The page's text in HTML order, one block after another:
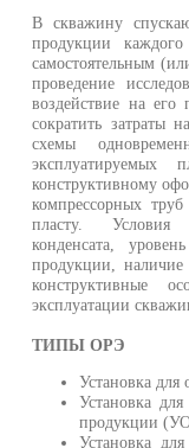
В скважину
продукции
самостоятельным
проведение
воздействие на его
сократить затраты
схемы
эксплуатируемых
конструктивному
компрессорных
пласту. Условия
конденсата,
продукции,
конструктивные
эксплуатации
ТИПЫ ОРЭ
Установка
Установка
продукции
Установка